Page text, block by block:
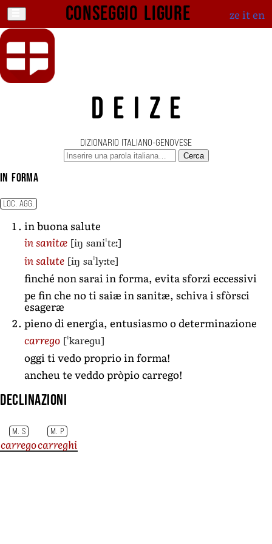
Conseggio ligure ze iten
DEIZE
DIZIONARIO ITALIANO-GENOVESE
Cerca
in forma
LOC. AGG.
in buona salute
in sanitæ [iŋ saniˈtɛː]
in salute [iŋ saˈlyːte]
finché non sarai in forma, evita sforzi eccessivi
pe fin che no ti saiæ in sanitæ, schiva i sfòrsci
esageræ
pieno di energia, entusiasmo o determinazione
carrego [ˈkareɡu]
oggi ti vedo proprio in forma!
ancheu te veddo pròpio carrego!
Declinazioni
M. S M. P
carregocarreghi